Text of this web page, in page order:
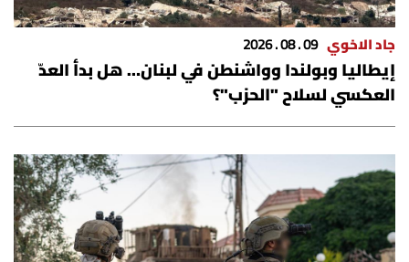
شروط الإشتراك
Digital solutions by
جاد الاخوي 09 . 08 . 2026
إيطاليا وبولندا وواشنطن في لبنان… هل بدأ العدّ
العكسي لسلاح "الحزب"؟